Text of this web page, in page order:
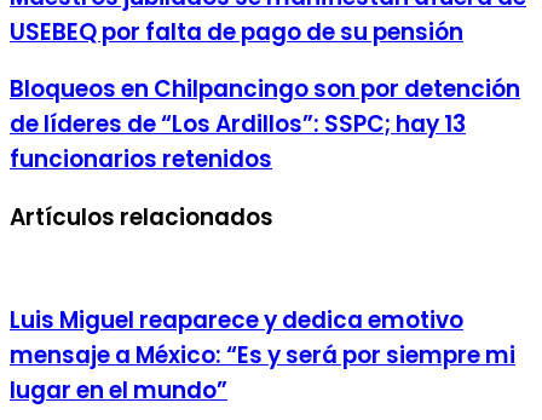
USEBEQ por falta de pago de su pensión
Bloqueos en Chilpancingo son por detención
de líderes de “Los Ardillos”: SSPC; hay 13
funcionarios retenidos
Artículos relacionados
Luis Miguel reaparece y dedica emotivo
mensaje a México: “Es y será por siempre mi
lugar en el mundo”